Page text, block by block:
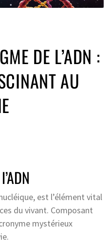
DE L’ADN :
AU
est l’élément vital
du vivant. Composant
mystérieux